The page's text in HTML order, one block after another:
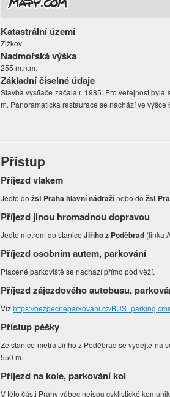
Katastrální území
Žižkov
Nadmořská výška
255 m.n.m.
Základní číselné údaje
Stavba vysílače začala r. 1985. Pro veřejnost
m. Panoramatická restaurace se nachází ve
Přístup
Příjezd vlakem
Jeďte dožst Praha hlavní nádražínebo dožst
Příjezd jinou hromadnou dopravou
Jeďte metrem do staniceJiřího z Poděbrad (linka
Příjezd osobním autem, parkování
Placené parkoviště se nachází přímo pod věží.
Příjezd zájezdového autobusu,
Vizhttps://bezpecneparkovani.cz/
Přístup pěšky
Ze stanice metra Jiřího z Poděbrad se vydejte na
550 m.
Příjezd na kole, parkování kol
V této části Prahy vůbec nejsou cyklistické